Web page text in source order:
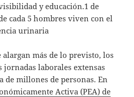
y educación.1 de
cada 5 hombres viven con el
urinaria
alargan más de lo previsto, los
jornadas laborales extensas
de millones de personas. En
Activa (PEA) de